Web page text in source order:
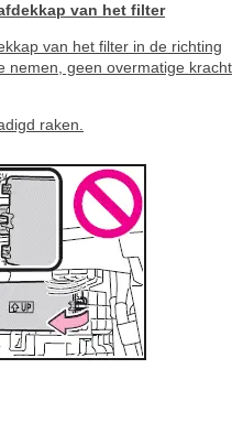
van het filter
van het filter in de richting
nemen, geen overmatige kracht
raken.